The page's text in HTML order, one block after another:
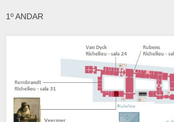
1º ANDAR